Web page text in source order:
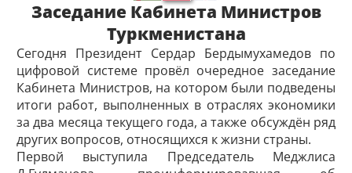
Заседание Кабинета Министров
Туркменистана
Сегодня Президент Сердар Бердымухамедов по
цифровой системе провёл очередное заседание
Кабинета Министров, на котором были подведены
итоги работ, выполненных в отраслях экономики
за два месяца текущего года, а также обсуждён ряд
других вопросов, относящихся к жизни страны.
Первой выступила Председатель Медж­лиса